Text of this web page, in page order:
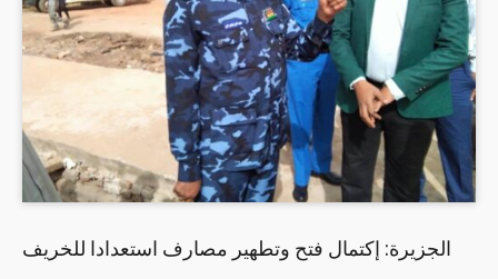
الجزيرة: إكتمال فتح وتطهير مصارف استعدادا للخريف